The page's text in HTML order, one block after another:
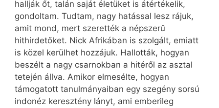
hallják őt, talán saját életüket is átértékelik,
gondoltam. Tudtam, nagy hatással lesz rájuk,
amit mond, mert szerették a népszerű
hithirdetőket. Nick Afrikában is szolgált, emiatt
is közel kerülhet hozzájuk. Hallották, hogyan
beszélt a nagy csarnokban a hitéről az asztal
tetején állva. Amikor elmesélte, hogyan
támogatott tanulmányaiban egy szegény sorsú
indonéz keresztény lányt, ami emberileg